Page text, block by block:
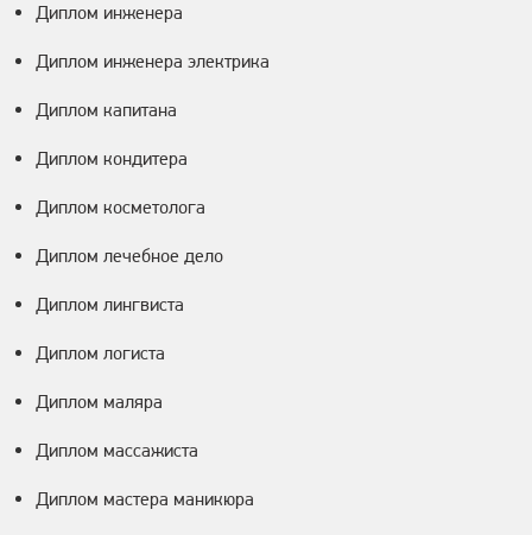
Диплом инженера
Диплом инженера электрика
Диплом капитана
Диплом кондитера
Диплом косметолога
Диплом лечебное дело
Диплом лингвиста
Диплом логиста
Диплом маляра
Диплом массажиста
Диплом мастера маникюра